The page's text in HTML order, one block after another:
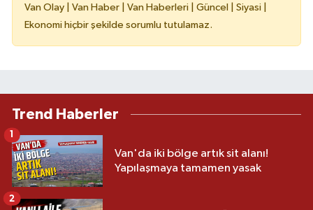
Van Olay | Van Haber | Van Haberleri | Güncel | Siyasi |
Ekonomi hiçbir şekilde sorumlu tutulamaz.
Trend Haberler
Van'da iki bölge artık sit alanı!
Yapılaşmaya tamamen yasak
2